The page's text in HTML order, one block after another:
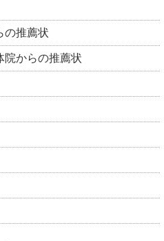
の推薦状
院からの推薦状